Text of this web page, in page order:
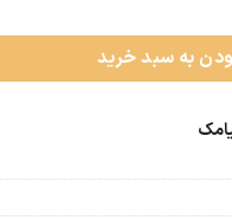
به سبد خرید